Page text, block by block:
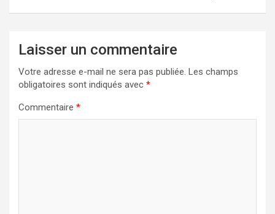
Laisser un commentaire
Votre adresse e-mail ne sera pas publiée. Les champs
obligatoires sont indiqués avec *
Commentaire *